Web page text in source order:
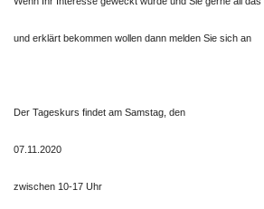
und erklärt bekommen wollen dann melden Sie sich an
Der Tageskurs findet am Samstag, den
07.11.2020
zwischen 10-17 Uhr